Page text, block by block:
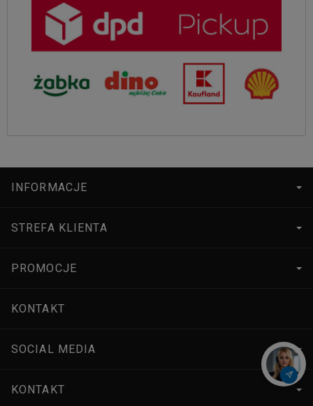
INFORMACJE
STREFA KLIENTA
PROMOCJE
KONTAKT
SOCIAL MEDIA
KONTAKT